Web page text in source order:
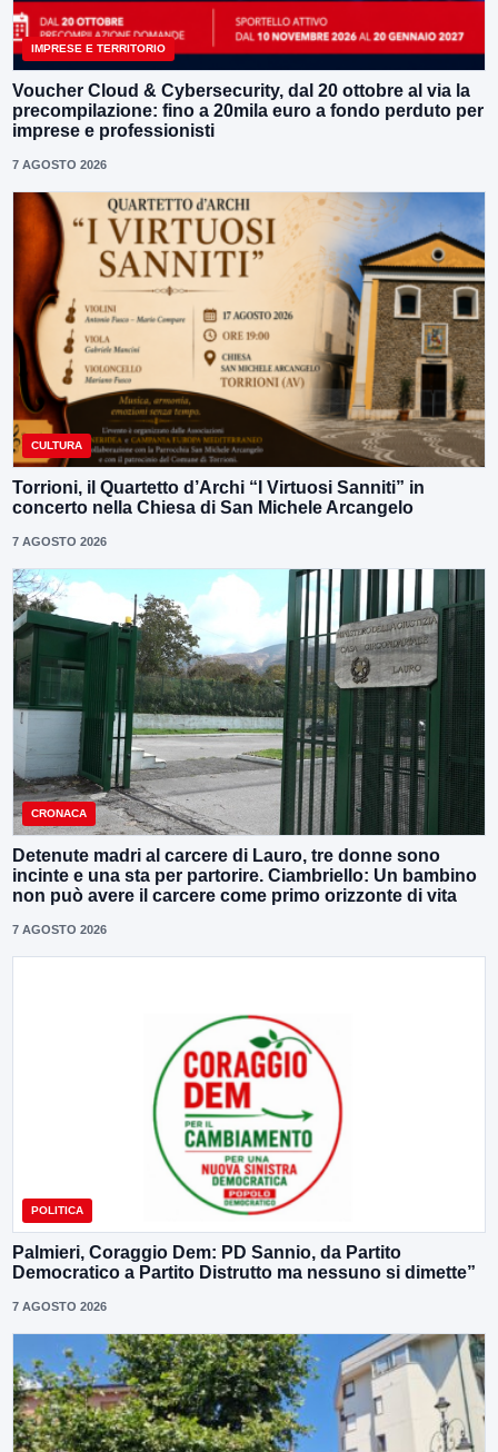
IMPRESE E TERRITORIO
Voucher Cloud & Cybersecurity, dal 20 ottobre al via la
precompilazione: fino a 20mila euro a fondo perduto per
imprese e professionisti
7 AGOSTO 2026
CULTURA
Torrioni, il Quartetto d’Archi “I Virtuosi Sanniti” in
concerto nella Chiesa di San Michele Arcangelo
7 AGOSTO 2026
CRONACA
Detenute madri al carcere di Lauro, tre donne sono
incinte e una sta per partorire. Ciambriello: Un bambino
non può avere il carcere come primo orizzonte di vita
7 AGOSTO 2026
POLITICA
Palmieri, Coraggio Dem: PD Sannio, da Partito
Democratico a Partito Distrutto ma nessuno si dimette”
7 AGOSTO 2026